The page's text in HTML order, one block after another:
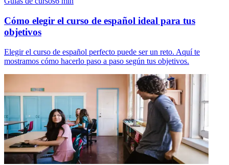
Cómo elegir el curso de español ideal para tus
objetivos
Elegir el curso de español perfecto puede ser un reto. Aquí te
mostramos cómo hacerlo paso a paso según tus objetivos.